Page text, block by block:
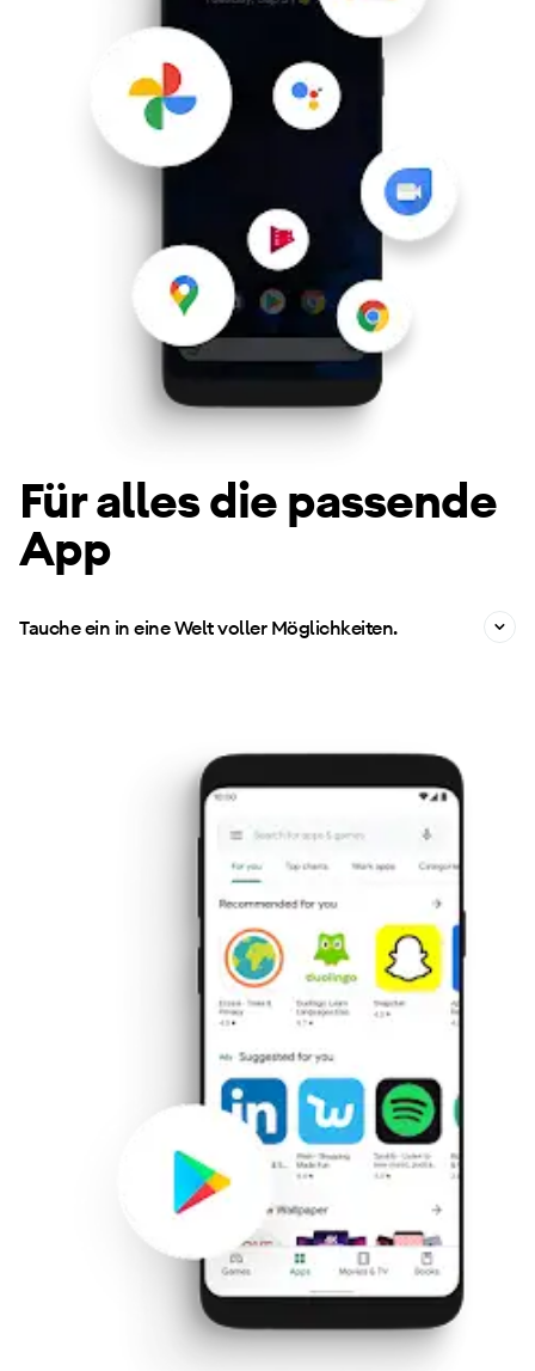
Für alles die passende
App
Tauche ein in eine Welt voller Möglichkeiten.